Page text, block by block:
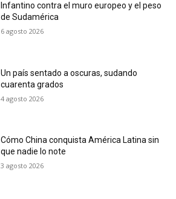
Infantino contra el muro europeo y el peso
de Sudamérica
6 agosto 2026
Un país sentado a oscuras, sudando
cuarenta grados
4 agosto 2026
Cómo China conquista América Latina sin
que nadie lo note
3 agosto 2026